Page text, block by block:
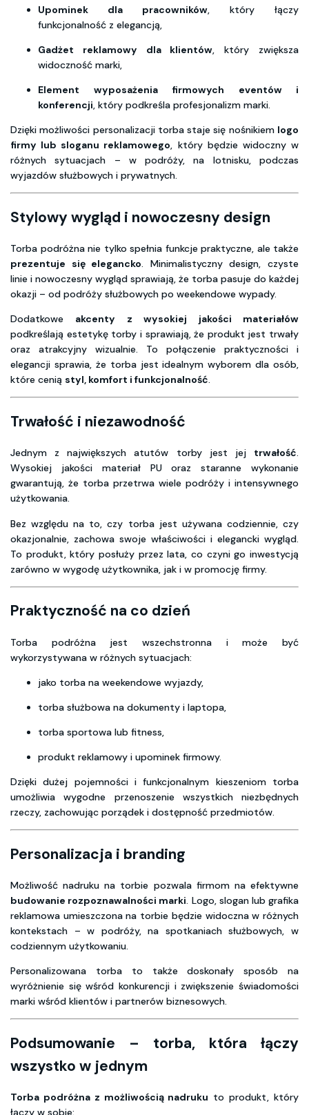
Upominek dla pracowników, który łączy
funkcjonalność z elegancją,
Gadżet reklamowy dla klientów, który zwiększa
widoczność marki,
Element wyposażenia firmowych eventów i
konferencji, który podkreśla profesjonalizm marki.
Dzięki możliwości personalizacji torba staje się nośnikiem logo
firmy lub sloganu reklamowego, który będzie widoczny w
różnych sytuacjach – w podróży, na lotnisku, podczas
wyjazdów służbowych i prywatnych.
Stylowy wygląd i nowoczesny design
Torba podróżna nie tylko spełnia funkcje praktyczne, ale także
prezentuje się elegancko. Minimalistyczny design, czyste
linie i nowoczesny wygląd sprawiają, że torba pasuje do każdej
okazji – od podróży służbowych po weekendowe wypady.
Dodatkowe akcenty z wysokiej jakości materiałów
podkreślają estetykę torby i sprawiają, że produkt jest trwały
oraz atrakcyjny wizualnie. To połączenie praktyczności i
elegancji sprawia, że torba jest idealnym wyborem dla osób,
które cenią styl, komfort i funkcjonalność.
Trwałość i niezawodność
Jednym z największych atutów torby jest jej trwałość.
Wysokiej jakości materiał PU oraz staranne wykonanie
gwarantują, że torba przetrwa wiele podróży i intensywnego
użytkowania.
Bez względu na to, czy torba jest używana codziennie, czy
okazjonalnie, zachowa swoje właściwości i elegancki wygląd.
To produkt, który posłuży przez lata, co czyni go inwestycją
zarówno w wygodę użytkownika, jak i w promocję firmy.
Praktyczność na co dzień
Torba podróżna jest wszechstronna i może być
wykorzystywana w różnych sytuacjach:
jako torba na weekendowe wyjazdy,
torba służbowa na dokumenty i laptopa,
torba sportowa lub fitness,
produkt reklamowy i upominek firmowy.
Dzięki dużej pojemności i funkcjonalnym kieszeniom torba
umożliwia wygodne przenoszenie wszystkich niezbędnych
rzeczy, zachowując porządek i dostępność przedmiotów.
Personalizacja i branding
Możliwość nadruku na torbie pozwala firmom na efektywne
budowanie rozpoznawalności marki. Logo, slogan lub grafika
reklamowa umieszczona na torbie będzie widoczna w różnych
kontekstach – w podróży, na spotkaniach służbowych, w
codziennym użytkowaniu.
Personalizowana torba to także doskonały sposób na
wyróżnienie się wśród konkurencji i zwiększenie świadomości
marki wśród klientów i partnerów biznesowych.
Podsumowanie – torba, która łączy
wszystko w jednym
Torba podróżna z możliwością nadruku to produkt, który
łączy w sobie: